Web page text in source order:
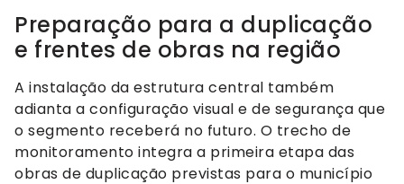
Preparação para a duplicação
e frentes de obras na região
A instalação da estrutura central também
adianta a configuração visual e de segurança que
o segmento receberá no futuro. O trecho de
monitoramento integra a primeira etapa das
obras de duplicação previstas para o município